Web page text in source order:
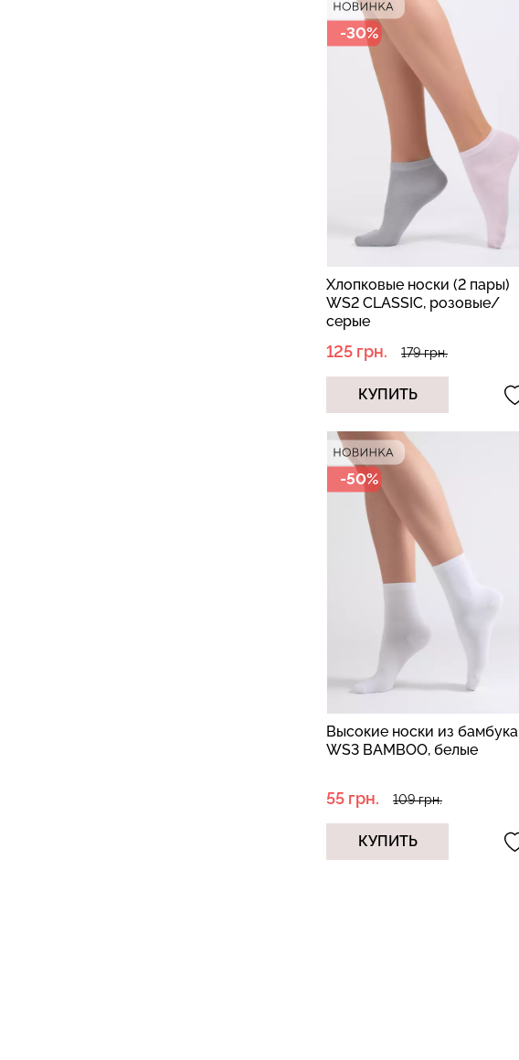
-30%
Хлопковые носки (2 пары)
WS2 CLASSIC, розовые/
серые
125 грн. 179 грн.
КУПИТЬ
-50%
Высокие носки из бамбука
WS3 BAMBOO, белые
55 грн. 109 грн.
КУПИТЬ